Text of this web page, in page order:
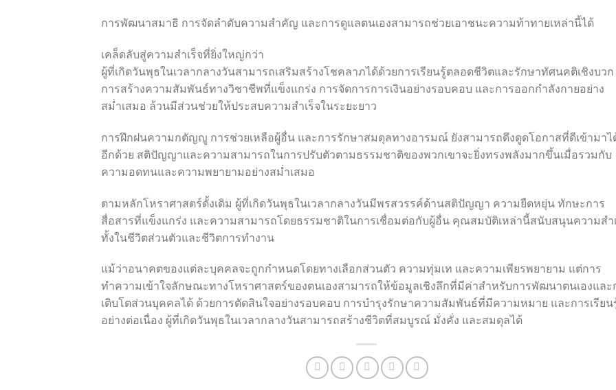
การพัฒนาสมาธิ การจัดลำดับความสำคัญ และการดูแลตนเองสามารถช่วยเอาชนะความท้าทายเหล่านี้ได้
เคล็ดลับสู่ความสำเร็จที่ยิ่งใหญ่กว่า
ผู้ที่เกิดวันพุธในเวลากลางวันสามารถเสริมสร้างโชคลาภได้ด้วยการเรียนรู้ตลอดชีวิตและรักษาทัศนคติเชิงบวก
การสร้างความสัมพันธ์ทางวิชาชีพที่แข็งแกร่ง การจัดการการเงินอย่างรอบคอบ และการออกกำลังกายอย่าง
สม่ำเสมอ ล้วนมีส่วนช่วยให้ประสบความสำเร็จในระยะยาว
การฝึกฝนความกตัญญู การช่วยเหลือผู้อื่น และการรักษาสมดุลทางอารมณ์ ยังสามารถดึงดูดโอกาสที่ดีเข้ามาไ
อีกด้วย สติปัญญาและความสามารถในการปรับตัวตามธรรมชาติของพวกเขาจะยิ่งทรงพลังมากขึ้นเมื่อรวมกับ
ความอดทนและความพยายามอย่างสม่ำเสมอ
ตามหลักโหราศาสตร์ดั้งเดิม ผู้ที่เกิดวันพุธในเวลากลางวันมีพรสวรรค์ด้านสติปัญญา ความยืดหยุ่น ทักษะการ
สื่อสารที่แข็งแกร่ง และความสามารถโดยธรรมชาติในการเชื่อมต่อกับผู้อื่น คุณสมบัติเหล่านี้สนับสนุนความสำ
ทั้งในชีวิตส่วนตัวและชีวิตการทำงาน
แม้ว่าอนาคตของแต่ละบุคคลจะถูกกำหนดโดยทางเลือกส่วนตัว ความทุ่มเท และความเพียรพยายาม แต่การ
ทำความเข้าใจลักษณะทางโหราศาสตร์ของตนเองสามารถให้ข้อมูลเชิงลึกที่มีค่าสำหรับการพัฒนาตนเองและ
เติบโตส่วนบุคคลได้ ด้วยการตัดสินใจอย่างรอบคอบ การบำรุงรักษาความสัมพันธ์ที่มีความหมาย และการเรียน
อย่างต่อเนื่อง ผู้ที่เกิดวันพุธในเวลากลางวันสามารถสร้างชีวิตที่สมบูรณ์ มั่งคั่ง และสมดุลได้